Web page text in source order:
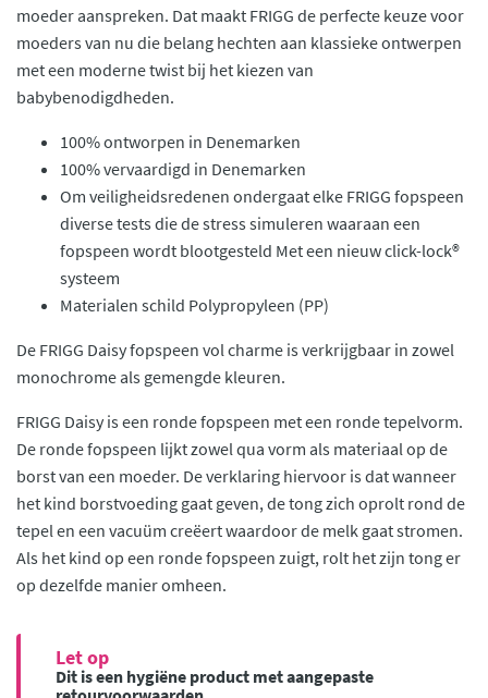
moeder aanspreken. Dat maakt FRIGG de perfecte keuze voor
moeders van nu die belang hechten aan klassieke ontwerpen
met een moderne twist bij het kiezen van
babybenodigdheden.
100% ontworpen in Denemarken
100% vervaardigd in Denemarken
Om veiligheidsredenen ondergaat elke FRIGG fopspeen
diverse tests die de stress simuleren waaraan een
fopspeen wordt blootgesteld Met een nieuw click-lock®
systeem
Materialen schild Polypropyleen (PP)
De FRIGG Daisy fopspeen vol charme is verkrijgbaar in zowel
monochrome als gemengde kleuren.
FRIGG Daisy is een ronde fopspeen met een ronde tepelvorm.
De ronde fopspeen lijkt zowel qua vorm als materiaal op de
borst van een moeder. De verklaring hiervoor is dat wanneer
het kind borstvoeding gaat geven, de tong zich oprolt rond de
tepel en een vacuüm creëert waardoor de melk gaat stromen.
Als het kind op een ronde fopspeen zuigt, rolt het zijn tong er
op dezelfde manier omheen.
Let op
Dit is een hygiëne product met aangepaste